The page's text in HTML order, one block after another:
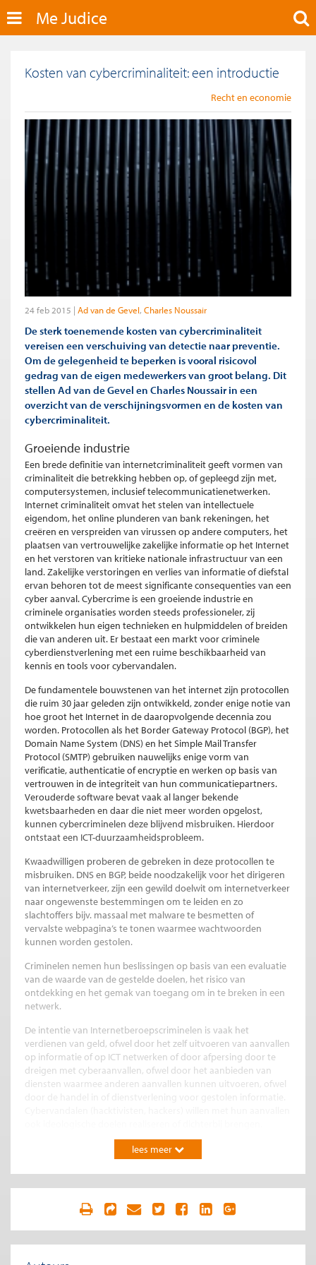
Me Judice
Kosten van cybercriminaliteit: een introductie
Recht en economie
24 feb 2015 Ad van de Gevel Charles Noussair
De sterk toenemende kosten van cybercriminaliteit
vereisen een verschuiving van detectie naar preventie.
Om de gelegenheid te beperken is vooral risicovol
gedrag van de eigen medewerkers van groot belang. Dit
stellen Ad van de Gevel en Charles Noussair in een
overzicht van de verschijningsvormen en de kosten van
cybercriminaliteit.
Groeiende industrie
Een brede definitie van internetcriminaliteit geeft vormen van
criminaliteit die betrekking hebben op, of gepleegd zijn met,
computersystemen, inclusief telecommunicatienetwerken.
Internet criminaliteit omvat het stelen van intellectuele
eigendom, het online plunderen van bank rekeningen, het
creëren en verspreiden van virussen op andere computers, het
plaatsen van vertrouwelijke zakelijke informatie op het Internet
en het verstoren van kritieke nationale infrastructuur van een
land. Zakelijke verstoringen en verlies van informatie of diefstal
ervan behoren tot de meest significante consequenties van een
cyber aanval. Cybercrime is een groeiende industrie en
criminele organisaties worden steeds professioneler, zij
ontwikkelen hun eigen technieken en hulpmiddelen of breiden
die van anderen uit. Er bestaat een markt voor criminele
cyberdienstverlening met een ruime beschikbaarheid van
kennis en tools voor cybervandalen.
De fundamentele bouwstenen van het internet zijn protocollen
die ruim 30 jaar geleden zijn ontwikkeld, zonder enige notie van
hoe groot het Internet in de daaropvolgende decennia zou
worden. Protocollen als het Border Gateway Protocol (BGP), het
Domain Name System (DNS) en het Simple Mail Transfer
Protocol (SMTP) gebruiken nauwelijks enige vorm van
verificatie, authenticatie of encryptie en werken op basis van
vertrouwen in de integriteit van hun communicatiepartners.
Verouderde software bevat vaak al langer bekende
kwetsbaarheden en daar die niet meer worden opgelost,
kunnen cybercriminelen deze blijvend misbruiken. Hierdoor
ontstaat een ICT-duurzaamheidsprobleem.
Kwaadwilligen proberen de gebreken in deze protocollen te
misbruiken. DNS en BGP, beide noodzakelijk voor het dirigeren
van internetverkeer, zijn een gewild doelwit om internetverkeer
naar ongewenste bestemmingen om te leiden en zo
slachtoffers bijv. massaal met malware te besmetten of
vervalste webpagina’s te tonen waarmee wachtwoorden
kunnen worden gestolen.
Criminelen nemen hun beslissingen op basis van een evaluatie
van de waarde van de gestelde doelen, het risico van
ontdekking en het gemak van toegang om in te breken in een
netwerk.
De intentie van Internetberoepscriminelen is vaak het
verdienen van geld, ofwel door het zelf uitvoeren van aanvallen
op informatie of op ICT netwerken of door afpersing door te
dreigen met cyberaanvallen, ofwel door het aanbieden van
diensten waarmee anderen aanvallen kunnen uitvoeren, ofwel
Terroristen hebben de intentie maatschappelijke
veranderingen te bewerkstelligen, de bevolking ernstige vrees
Cybercriminelen zijn zich in de afgelopen periode meer gaan
richten op de infrastructuur van het Internet in plaats van op
individuele computers of sites. De schaalvoordelen van het
misbruiken van een dienstverlener zoals een hostingpartij, een
domeinnaamserver of een populaire website, bieden
lees meer